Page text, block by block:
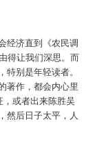
经济直到《农民调
得让我们深思。而
别是年轻读者。
著作，都会内心里
，或者出来陈胜吴
然后日子太平，人